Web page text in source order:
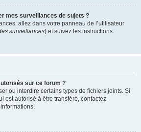
mes surveillances de sujets ?
allez dans votre panneau de l’utilisateur
surveillances) et suivez les instructions.
sur ce forum ?
ou interdire certains types de fichiers joints. Si
est autorisé à être transféré, contactez